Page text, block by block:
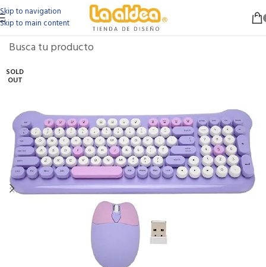
Skip to navigation
Skip to main content
SOLD
OUT